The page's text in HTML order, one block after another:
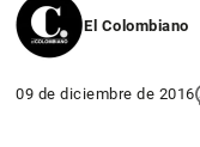
El Colombiano
09 de diciembre de 2016